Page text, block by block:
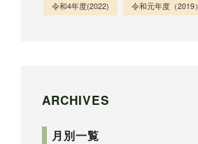
令和4年度(2022) 令和元年度（2019）
ARCHIVES
月別一覧